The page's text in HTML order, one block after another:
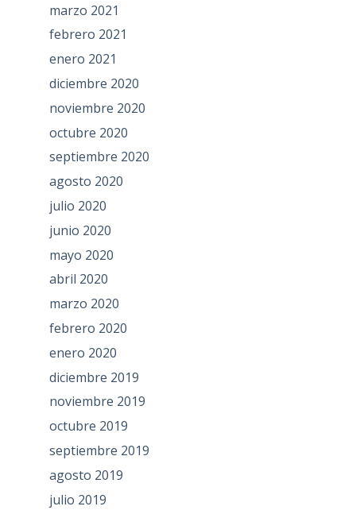
marzo 2021
febrero 2021
enero 2021
diciembre 2020
noviembre 2020
octubre 2020
septiembre 2020
agosto 2020
julio 2020
junio 2020
mayo 2020
abril 2020
marzo 2020
febrero 2020
enero 2020
diciembre 2019
noviembre 2019
octubre 2019
septiembre 2019
agosto 2019
julio 2019